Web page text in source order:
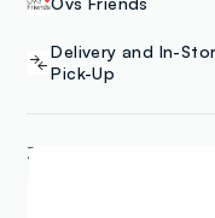
Delivery and In-
Pick-Up
ZAHLUNGSART